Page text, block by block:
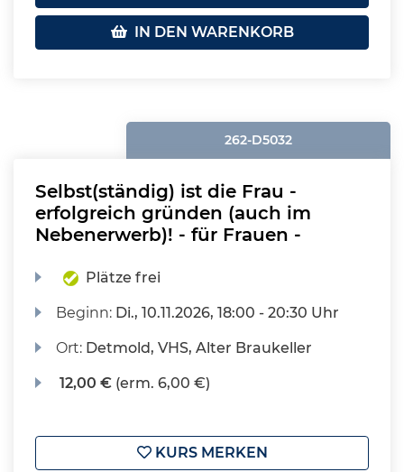
IN DEN WARENKORB
262-D5032
Selbst(ständig) ist die Frau -
erfolgreich gründen (auch im
Nebenerwerb)! - für Frauen -
Plätze frei
Beginn: Di., 10.11.2026, 18:00 - 20:30 Uhr
Ort: Detmold, VHS, Alter Braukeller
12,00 € (erm. 6,00 €)
KURS MERKEN